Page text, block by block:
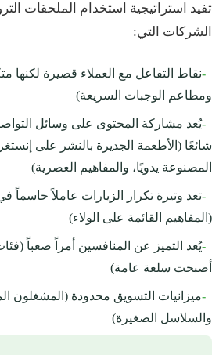
تفيد استراتيجية استخدام الملحقات
الشركات التي:
-نقاط التفاعل مع العملاء قصيرة لكنها
ومطاعم الوجبات السريعة)
-يُعد مشاركة المحتوى على وسائل
شائعًا (الأطعمة الجديرة بالنشر على
المصنوعة يدويًا، والمفاهيم العصرية)
-تعد وتيرة تكرار الزيارات عاملاً حاسماً
(المفاهيم القائمة على الولاء)
-يُعد التميز عن المنافسين أمراً صعباً
أصبحت سلعة عامة)
-ميزانيات التسويق محدودة (المشغلون
والسلاسل الصغيرة)